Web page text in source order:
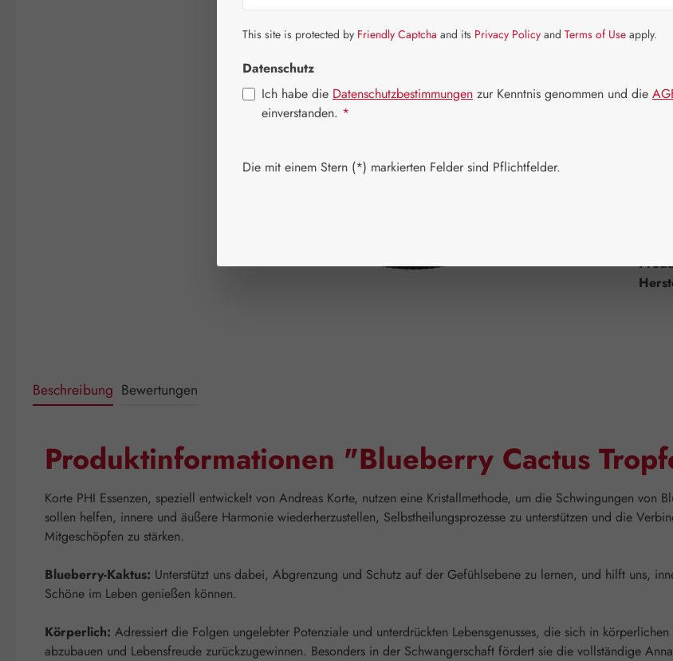
Beschreibung Bewertungen
Produktinformationen "Blueberry Cactus
Korte PHI Essenzen, speziell entwickelt von Andreas Korte, nutzen eine Kristallmethode, um die Schwingungen von
sollen helfen, innere und äußere Harmonie wiederherzustellen, Selbstheilungsprozesse zu unterstützen und die
Mitgeschöpfen zu stärken.
Blueberry-Kaktus: Unterstützt uns dabei, Abgrenzung und Schutz auf der Gefühlsebene zu lernen, und hilft uns,
Schöne im Leben genießen können.
Körperlich: Adressiert die Folgen ungelebter Potenziale und unterdrückten Lebensgenusses, die sich in
abzubauen und Lebensfreude zurückzugewinnen. Besonders in der Schwangerschaft fördert sie die vollständige
This site is protected by Friendly Captcha and its Privacy Policy and Terms of Use apply.
Datenschutz
Ich habe die Datenschutzbestimmungen zur Kenntnis genommen und die
einverstanden. *
Die mit einem Stern (*) markierten Felder sind Pflichtfelder.